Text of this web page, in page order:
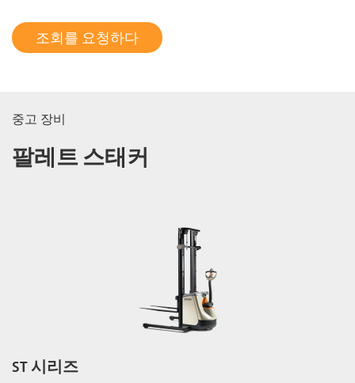
조회를 요청하다
중고 장비
팔레트 스태커
ST 시리즈